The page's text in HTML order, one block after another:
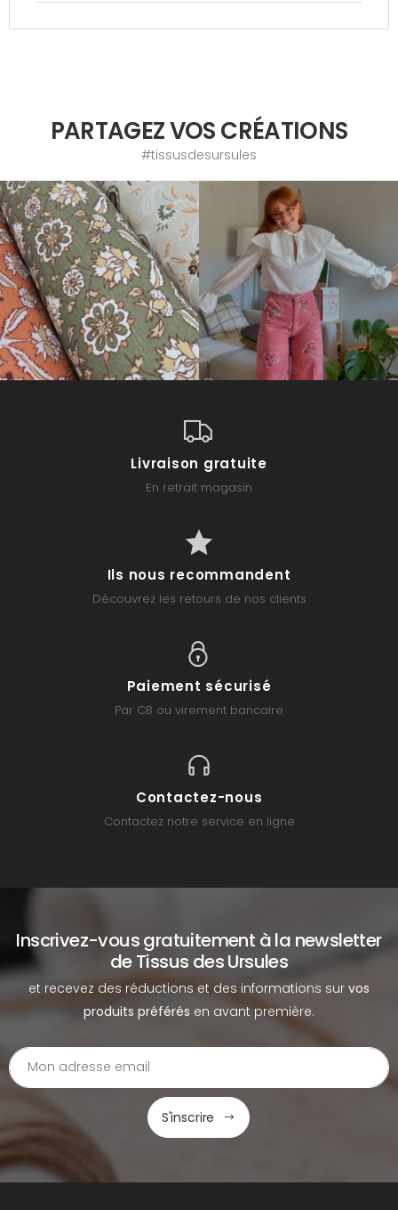
PARTAGEZ VOS CRÉATIONS
#tissusdesursules
Livraison gratuite
En retrait magasin
Ils nous recommandent
Découvrez les retours de nos clients
Paiement sécurisé
Par CB ou virement bancaire
Contactez-nous
Contactez notre service en ligne
Inscrivez-vous gratuitement à la newsletter
de Tissus des Ursules
et recevez des réductions et des informations sur vos
produits préférés en avant première.
S'inscrire